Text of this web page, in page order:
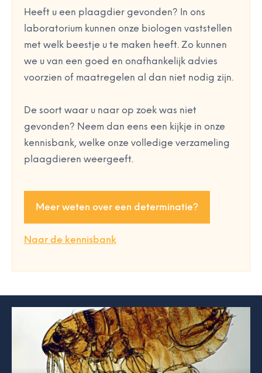
Heeft u een plaagdier gevonden? In ons
laboratorium kunnen onze biologen vaststellen
met welk beestje u te maken heeft. Zo kunnen
we u van een goed en onafhankelijk advies
voorzien of maatregelen al dan niet nodig zijn.
De soort waar u naar op zoek was niet
gevonden? Neem dan eens een kijkje in onze
kennisbank, welke onze volledige verzameling
plaagdieren weergeeft.
Meer weten over een determinatie?
Naar de kennisbank